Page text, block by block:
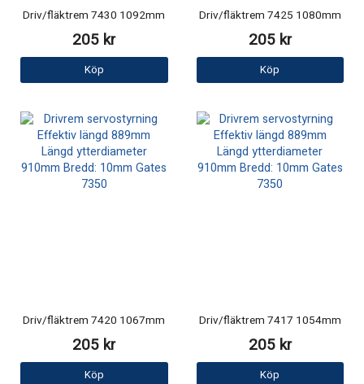
Driv/fläktrem 7430 1092mm
205 kr
Köp
Driv/fläktrem 7425 1080mm
205 kr
Köp
Driv/fläktrem 7420 1067mm
205 kr
Köp
Driv/fläktrem 7417 1054mm
205 kr
Köp